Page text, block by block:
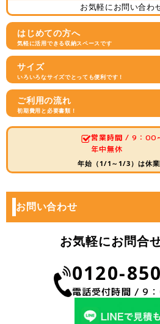
お気軽にお問い合わ
はじめての方へ
気軽に活用できる収納スペースです
サイズ
いろいろなサイズでとっても便利です！
ご利用の流れ
初期費用と必要書類！
営業時間 / 9：00
年中無休
年始（1/1～1/3）は休業
お問い合わせ
お気軽にお問合
0120-
電話受付時間 / 9